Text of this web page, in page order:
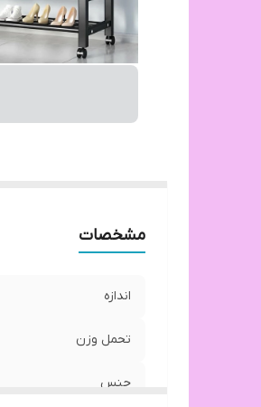
مشخصات
اندازه
تحمل وزن
جنس